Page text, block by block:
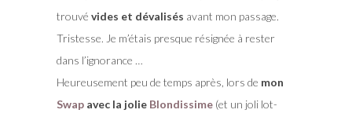
trouvé vides et dévalisés avant mon passage.
Tristesse. Je m’étais presque résignée à rester
dans l’ignorance …
Heureusement peu de temps après, lors de mon
Swapavec la jolie Blondissime(et un joli lot-